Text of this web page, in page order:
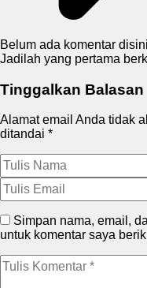
Belum ada komentar disini
Jadilah yang pertama
Tinggalkan Balasan
Alamat email Anda tidak
ditandai *
Simpan nama, email,
untuk komentar saya